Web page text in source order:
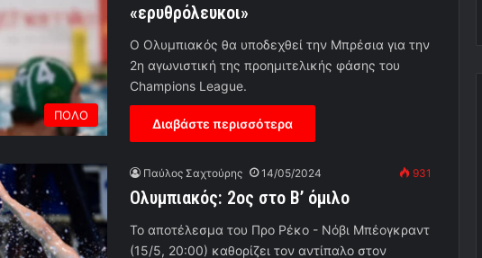
ΠΟΛΟ
«ερυθρόλευκοι»
Ο Ολυμπιακός θα υποδεχθεί την Μπρέσια για την
2η αγωνιστική της προημιτελικής φάσης του
Champions League.
Διαβάστε περισσότερα
Παύλος Σαχτούρης 14/05/2024 931
Ολυμπιακός: 2ος στο Β’ όμιλο
Το αποτέλεσμα του Προ Ρέκο - Νόβι Μπέογκραντ
(15/5, 20:00) καθορίζει τον αντίπαλο στον